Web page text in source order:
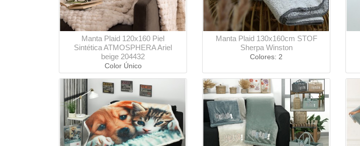
Manta Plaid 120x160 Piel
Sintética ATMOSPHERA Ariel
beige 204432
Color Único
Manta Plaid 130x160cm STOF
Sherpa Winston
Colores: 2